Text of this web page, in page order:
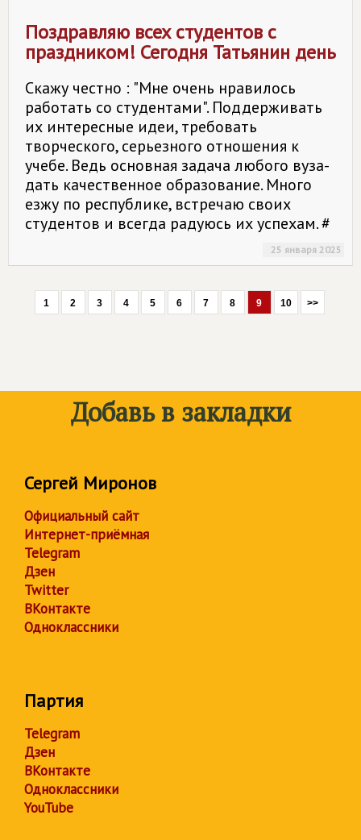
Поздравляю всех студентов с
праздником! Сегодня Татьянин день
Скажу честно : "Мне очень нравилось
работать со студентами". Поддерживать
их интересные идеи, требовать
творческого, серьезного отношения к
учебе. Ведь основная задача любого вуза-
дать качественное образование. Много
езжу по республике, встречаю своих
студентов и всегда радуюсь их успехам. #
25 января 2025
1 2 3 4 5 6 7 8 9 10 >>
Добавь в закладки
Сергей Миронов
Официальный сайт
Интернет-приёмная
Telegram
Дзен
Twitter
ВКонтакте
Одноклассники
Партия
Telegram
Дзен
ВКонтакте
Одноклассники
YouTube